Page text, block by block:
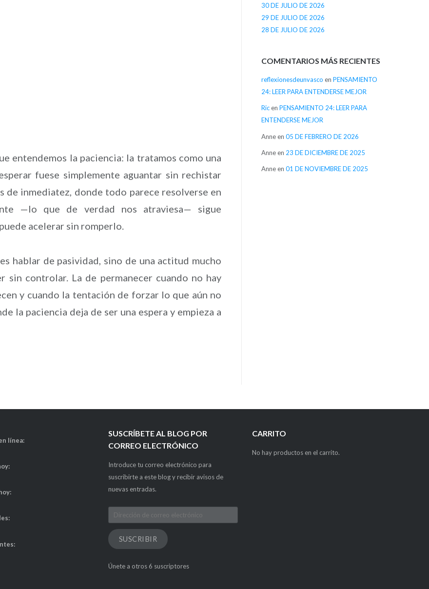
entendemos la paciencia: la tratamos como una
fuese simplemente aguantar sin rechistar
de inmediatez, donde todo parece resolverse en
—lo que de verdad nos atraviesa— sigue
acelerar sin romperlo.
hablar de pasividad, sino de una actitud mucho
sin controlar. La de permanecer cuando no hay
y cuando la tentación de forzar lo que aún no
la paciencia deja de ser una espera y empieza a
30 DE JULIO DE 2026
29 DE JULIO DE 2026
28 DE JULIO DE 2026
COMENTARIOS MÁS RECIENTES
reflexionesdeunvasco en PENSAMIENTO
24: LEER PARA ENTENDERSE MEJOR
Ricen PENSAMIENTO 24: LEER PARA
ENTENDERSE MEJOR
Anneen 05 DE FEBRERO DE 2026
Anneen 23 DE DICIEMBRE DE 2025
Anneen 01 DE NOVIEMBRE DE 2025
línea:
SUSCRÍBETE AL BLOG POR
CORREO ELECTRÓNICO
Introduce tu correo electrónico para
suscribirte a este blog y recibir avisos de
nuevas entradas.
Dirección
de
correo
electrónico
SUSCRIBIR
Únete a otros 6 suscriptores
CARRITO
No hay productos en el carrito.